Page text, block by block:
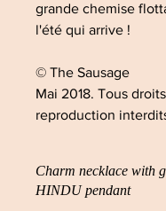
grande chemise
l'été qui arrive !
© The Sausage
Mai 2018. Tous
reproduction
Charm necklace with
HINDU pendant